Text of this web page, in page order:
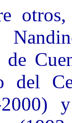
de
del
2000)